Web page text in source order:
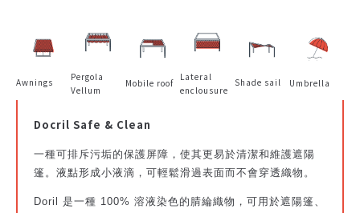
Awnings
Pergola
Vellum
Mobile roof
Lateral
enclousure
Shade sail Umbrella
Docril Safe & Clean
一種可排斥污垢的保護屏障，使其更易於清潔和維護遮陽
篷。液點形成小液滴，可輕鬆滑過表面而不會穿透織物。
Doril 是一種 100% 溶液染色的腈綸織物，可用於遮陽篷、